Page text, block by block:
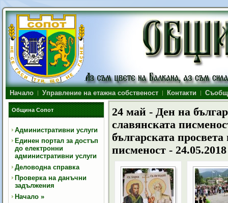
Начало Управление на етажна собственост Контакти
Община Сопот
Административни услуги
Единен портал за достъп
до електронни
административни услуги
Деловодна справка
Проверка на данъчни
задължения
Начало »
24 май - Ден на
славянската
българската
писменост - 24.05.2018